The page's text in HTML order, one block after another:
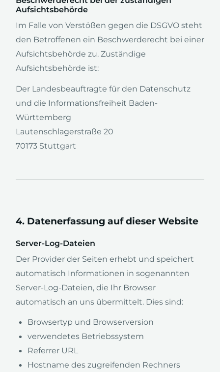
Aufsichtsbehörde
Im Falle von Verstößen gegen die DSGVO steht
den Betroffenen ein Beschwerderecht bei einer
Aufsichtsbehörde zu. Zuständige
Aufsichtsbehörde ist:
Der Landesbeauftragte für den Datenschutz
und die Informationsfreiheit Baden-
Württemberg
Lautenschlagerstraße 20
70173 Stuttgart
4. Datenerfassung auf dieser Website
Server-Log-Dateien
Der Provider der Seiten erhebt und speichert
automatisch Informationen in sogenannten
Server-Log-Dateien, die Ihr Browser
automatisch an uns übermittelt. Dies sind:
Browsertyp und Browserversion
verwendetes Betriebssystem
Referrer URL
Hostname des zugreifenden Rechners